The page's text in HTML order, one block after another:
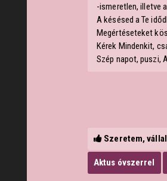
-ismeretlen, illetve
A késésed a Te
Megértéseteket
Kérek Mindenkit,
Szép napot, puszi,
Szeretem,
Aktus óvszerrel